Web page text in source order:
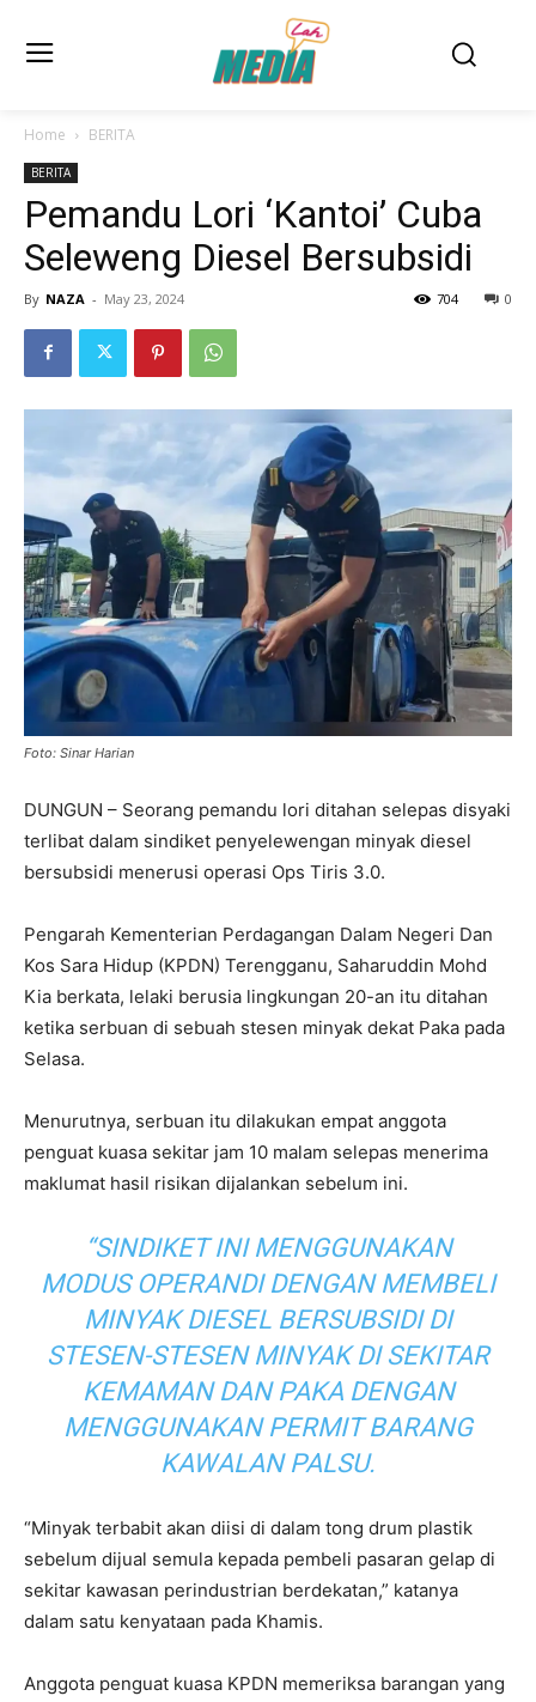
Home BERITA
BERITA
Pemandu Lori ‘Kantoi’ Cuba
Seleweng Diesel Bersubsidi
By NAZA - May 23, 2024 0
704
Foto: Sinar Harian
DUNGUN – Seorang pemandu lori ditahan selepas disyaki
terlibat dalam sindiket penyelewengan minyak diesel
bersubsidi menerusi operasi Ops Tiris 3.0.
Pengarah Kementerian Perdagangan Dalam Negeri Dan
Kos Sara Hidup (KPDN) Terengganu, Saharuddin Mohd
Kia berkata, lelaki berusia lingkungan 20-an itu ditahan
ketika serbuan di sebuah stesen minyak dekat Paka pada
Selasa.
Menurutnya, serbuan itu dilakukan empat anggota
penguat kuasa sekitar jam 10 malam selepas menerima
maklumat hasil risikan dijalankan sebelum ini.
“SINDIKET INI MENGGUNAKAN
MODUS OPERANDI DENGAN MEMBELI
MINYAK DIESEL BERSUBSIDI DI
STESEN-STESEN MINYAK DI SEKITAR
KEMAMAN DAN PAKA DENGAN
MENGGUNAKAN PERMIT BARANG
KAWALAN PALSU.
“Minyak terbabit akan diisi di dalam tong drum plastik
sebelum dijual semula kepada pembeli pasaran gelap di
sekitar kawasan perindustrian berdekatan,” katanya
dalam satu kenyataan pada Khamis.
Anggota penguat kuasa KPDN memeriksa barangan yang